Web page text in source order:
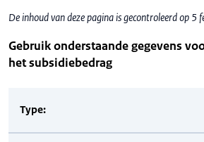
De inhoud van deze pagina is gecontroleerd op 5
Gebruik onderstaande gegevens
het subsidiebedrag
Type: